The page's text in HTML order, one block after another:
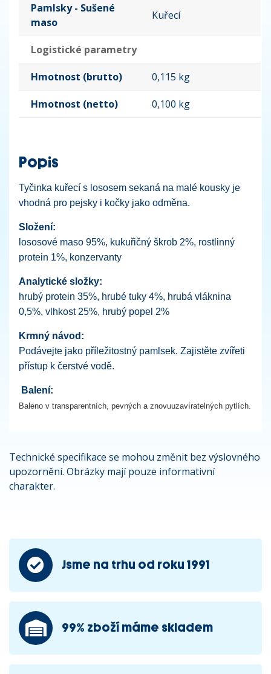
Pamlsky - Sušené
maso
Kuřecí
Logistické parametry
Hmotnost (brutto) 0,115 kg
Hmotnost (netto) 0,100 kg
Popis
Tyčinka kuřecí s lososem sekaná na malé kousky je
vhodná pro pejsky i kočky jako odměna.
Složení:
lososové maso 95%, kukuřičný škrob 2%, rostlinný
protein 1%, konzervanty
Analytické složky:
hrubý protein 35%, hrubé tuky 4%, hrubá vláknina
0,5%, vlhkost 25%, hrubý popel 2%
Krmný návod:
Podávejte jako příležitostný pamlsek. Zajistěte zvířeti
přístup k čerstvé vodě.
Balení:
Baleno v transparentních, pevných a znovuuzavíratelných pytlích.
Technické specifikace se mohou změnit bez výslovného
upozornění. Obrázky mají pouze informativní
charakter.
Jsme na trhu od roku 1991
99% zboží máme skladem